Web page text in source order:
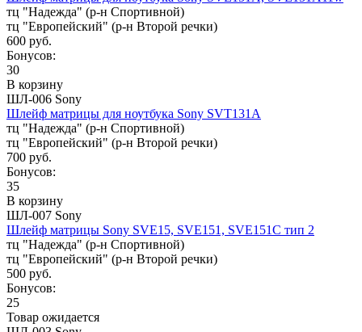
тц "Надежда" (р-н Спортивной)
тц "Европейский" (р-н Второй речки)
600 руб.
Бонусов:
30
В корзину
ШЛ-006 Sony
Шлейф матрицы для ноутбука Sony SVT131A
тц "Надежда" (р-н Спортивной)
тц "Европейский" (р-н Второй речки)
700 руб.
Бонусов:
35
В корзину
ШЛ-007 Sony
Шлейф матрицы Sony SVE15, SVE151, SVE151C тип 2
тц "Надежда" (р-н Спортивной)
тц "Европейский" (р-н Второй речки)
500 руб.
Бонусов:
25
Товар ожидается